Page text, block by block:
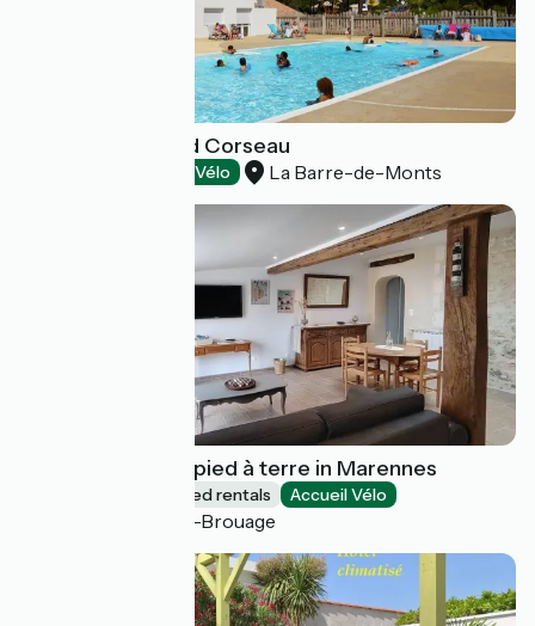
Camping le Grand Corseau
Accueil Vélo La Barre-de-Monts
Furnished - Small pied à terre in Marennes
Lodgings and furnished rentals Accueil Vélo
Marennes-Hiers-Brouage